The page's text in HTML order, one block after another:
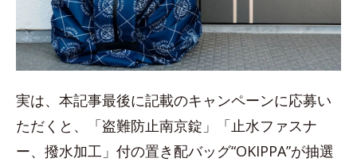
実は、本記事最後に記載のキャンペーンに応募い
ただくと、「盗難防止南京錠」「止水ファスナ
ー、撥水加工」付の置き配バッグ“OKIPPA”が抽選